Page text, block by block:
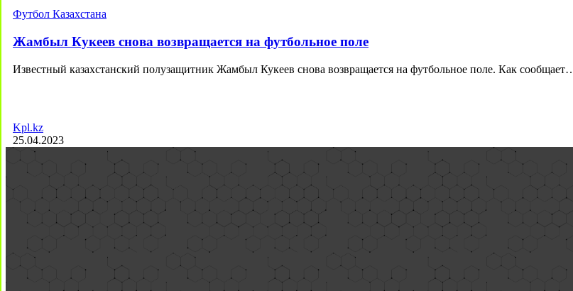
Футбол Казахстана
Жамбыл Кукеев снова возвращается на футбольное поле
Известный казахстанский полузащитник Жамбыл Кукеев снова возвращается на футбольное поле. Как
Kpl.kz
25.04.2023